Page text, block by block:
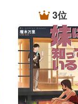
3位